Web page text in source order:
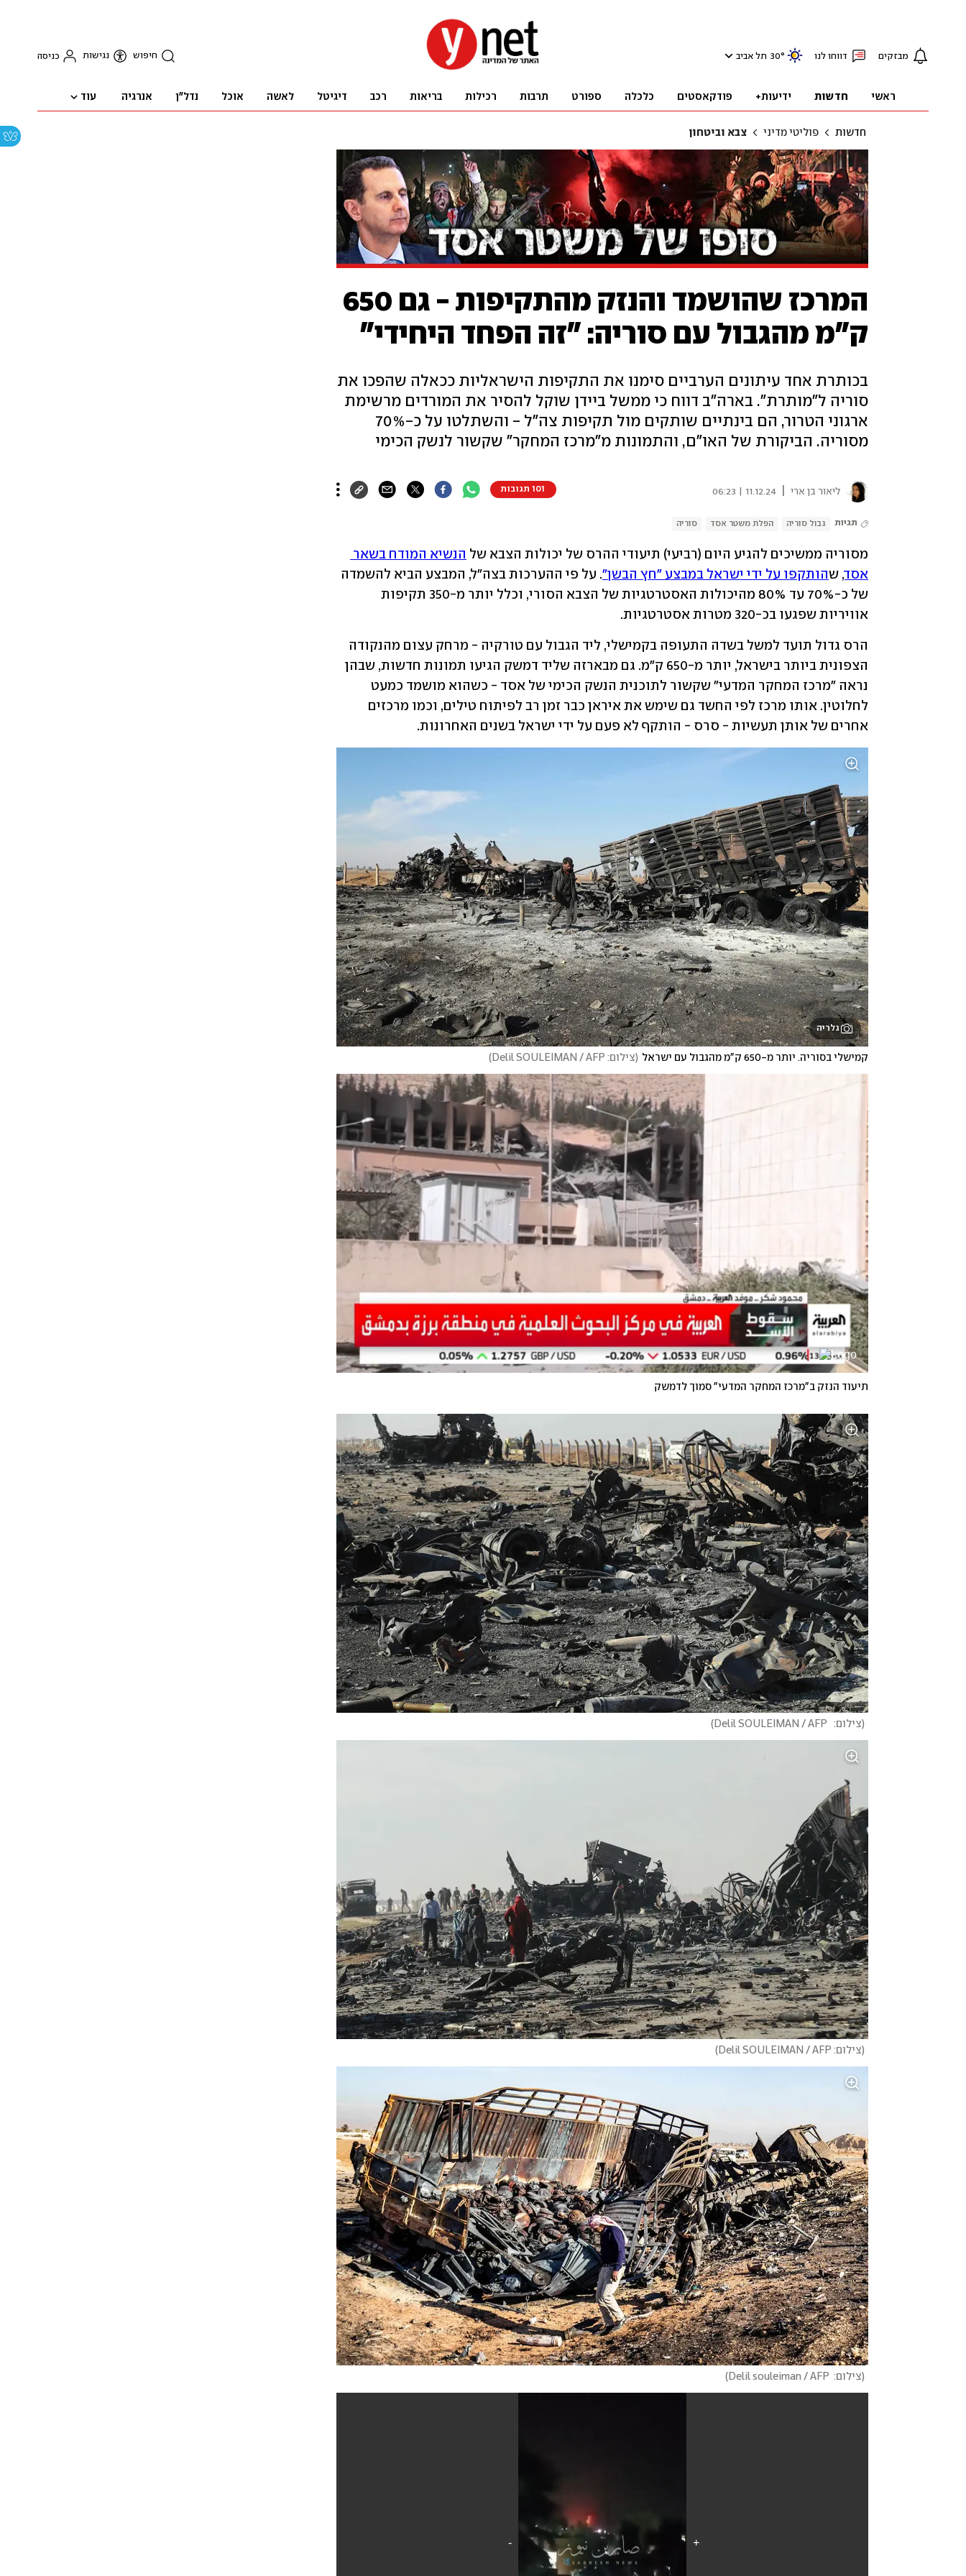
מבזקים דווחו לנו 30° תל אביב חיפוש נגישות כניסה
ראשי חדשות ידיעות+ פודקאסטים כלכלה ספורט תרבות רכילות בריאות רכב דיגיטל לאשה אוכל נדל"ן אנרגיה עוד
חדשות פוליטי מדיני צבא וביטחון
המרכז שהושמד והנזק מהתקיפות - גם 650
ק"מ מהגבול עם סוריה: "זה הפחד היחידי"
בכותרת אחד עיתונים הערביים סימנו את התקיפות הישראליות ככאלה שהפכו את
סוריה ל"מותרת". בארה"ב דווח כי ממשל ביידן שוקל להסיר את המורדים מרשימת
ארגוני הטרור, הם בינתיים שותקים מול תקיפות צה"ל - והשתלטו על כ-70%
מסוריה. הביקורת של האו"ם, והתמונות מ"מרכז המחקר" שקשור לנשק הכימי
ליאור בן ארי 11.12.24 | 06:23 101 תגובות
תגיות גבול סוריה הפלת משטר אסד סוריה
מסוריה ממשיכים להגיע היום (רביעי) תיעודי ההרס של יכולות הצבא של
אסד, שהותקפו על ידי ישראל במבצע "חץ הבשן"
אוויריות שפגעו בכ-320 מטרות אסטרטגיות.
אחרים של אותן תעשיות - סרס - הותקף לא פעם על ידי ישראל בשנים האחרונות.
גלריה
קמישלי בסוריה. יותר מ-650 ק"מ מהגבול עם ישראל (צילום: Delil SOULEIMAN / AFP )
תיעוד הנזק ב"מרכז המחקר המדעי" סמוך לדמשק
(צילום:   Delil SOULEIMAN / AFP )
(צילום: Delil SOULEIMAN / AFP )
(צילום:  Delil souleiman / AFP )